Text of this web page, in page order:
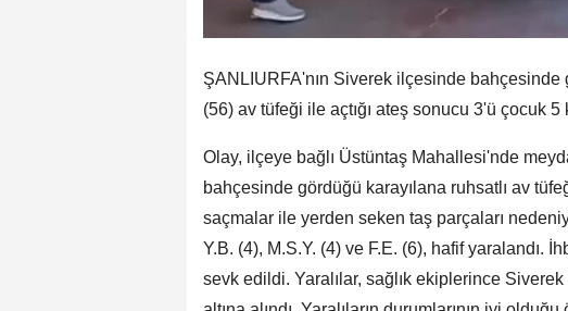
ŞANLIURFA'nın Siverek ilçesinde bahçesinde
(56) av tüfeği ile açtığı ateş sonucu 3'ü çocuk 5
Olay, ilçeye bağlı Üstüntaş Mahallesi'nde
bahçesinde gördüğü karayılana ruhsatlı av
saçmalar ile yerden seken taş parçaları
Y.B. (4), M.S.Y. (4) ve F.E. (6), hafif yaralandı.
sevk edildi. Yaralılar, sağlık ekiplerince